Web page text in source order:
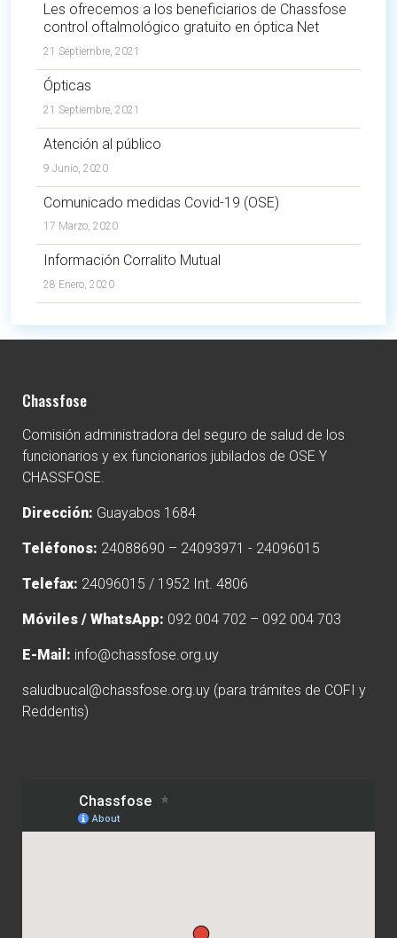
Les ofrecemos a los beneficiarios de Chassfose
control oftalmológico gratuito en óptica Net
21 Septiembre, 2021
Ópticas
21 Septiembre, 2021
Atención al público
9 Junio, 2020
Comunicado medidas Covid-19 (OSE)
17 Marzo, 2020
Información Corralito Mutual
28 Enero, 2020
Chassfose
Comisión administradora del seguro de salud de los
funcionarios y ex funcionarios jubilados de OSE Y
CHASSFOSE.
Dirección: Guayabos 1684
Teléfonos: 24088690 – 24093971 - 24096015
Telefax: 24096015 / 1952 Int. 4806
Móviles / WhatsApp: 092 004 702 – 092 004 703
E-Mail: info@chassfose.org.uy
saludbucal@chassfose.org.uy(para trámites de COFI y
Reddentis)